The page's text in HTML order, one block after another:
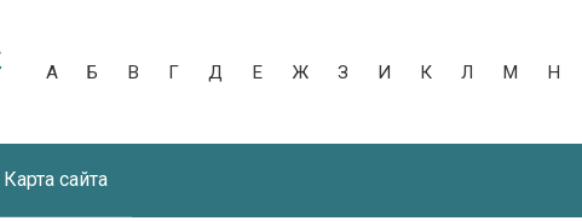
А Б В Г Д Е Ж З И К Л М Н
Карта сайта